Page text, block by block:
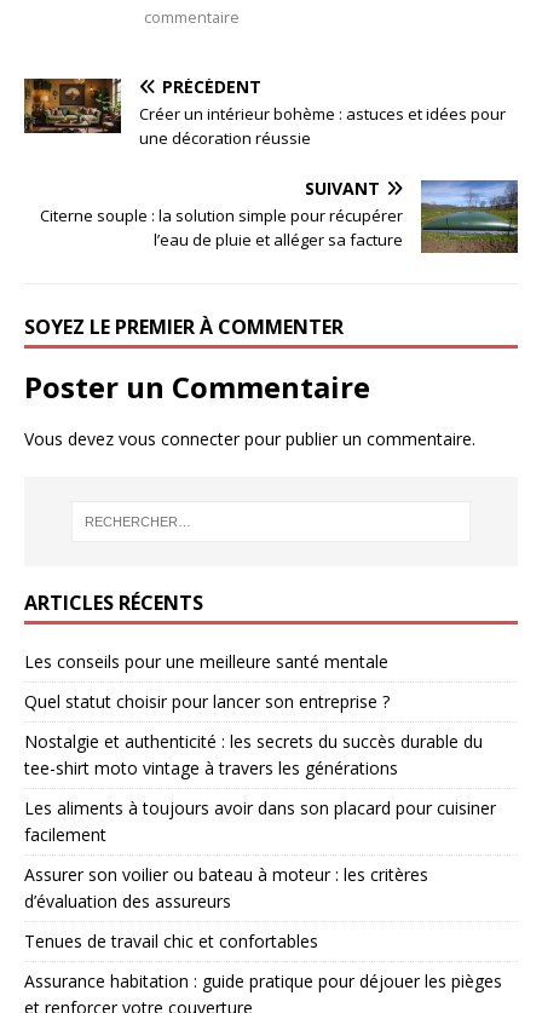
commentaire
PRÉCÉDENT
Créer un intérieur bohème : astuces et idées pour
une décoration réussie
SUIVANT
Citerne souple : la solution simple pour récupérer
l’eau de pluie et alléger sa facture
SOYEZ LE PREMIER À COMMENTER
Poster un Commentaire
Vous devez vous connecterpour publier un commentaire.
ARTICLES RÉCENTS
Les conseils pour une meilleure santé mentale
Quel statut choisir pour lancer son entreprise ?
Nostalgie et authenticité : les secrets du succès durable du
tee-shirt moto vintage à travers les générations
Les aliments à toujours avoir dans son placard pour cuisiner
facilement
Assurer son voilier ou bateau à moteur : les critères
d’évaluation des assureurs
Tenues de travail chic et confortables
Assurance habitation : guide pratique pour déjouer les pièges
et renforcer votre couverture